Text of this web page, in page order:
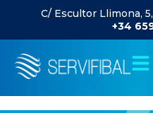
C/ Escultor Llimona,
+34